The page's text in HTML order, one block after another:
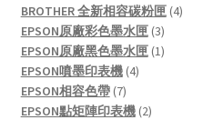
BROTHER 全新相容碳粉匣 44
EPSON原廠彩色墨水匣 33
products
EPSON原廠黑色墨水匣 11
EPSON噴墨印表機 44
EPSON相容色帶 77
products
EPSON點矩陣印表機 22